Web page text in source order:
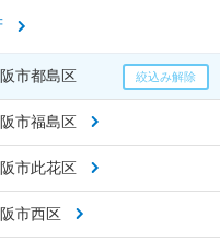
市都島区
市福島区
市此花区
市西区